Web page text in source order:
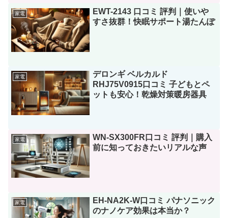
家電
EWT-2143 口コミ 評判｜使いや
すさ抜群！快眠サポート湯たんぽ
家電
デロンギ ベルカルド
RHJ75V0915口コミ 子どもとペ
ットも安心！乾燥対策暖房器具
家電
WN-SX300FR口コミ 評判｜購入
前に知っておきたいリアルな声
家電
EH-NA2K-W口コミ パナソニック
のナノケア効果は本当か？